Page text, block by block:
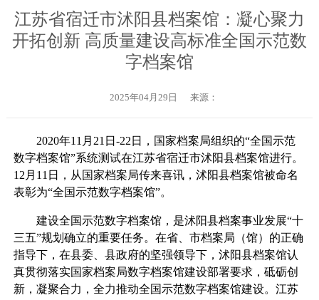
江苏省宿迁市沭阳县档案馆：凝心聚力
开拓创新 高质量建设高标准全国示范数
字档案馆
2025年04月29日 来源：
2020年11月21日-22日，国家档案局组织的“全国示范
数字档案馆”系统测试在江苏省宿迁市沭阳县档案馆进行。
12月11日，从国家档案局传来喜讯，沭阳县档案馆被命名
表彰为“全国示范数字档案馆”。
建设全国示范数字档案馆，是沭阳县档案事业发展“十
三五”规划确立的重要任务。在省、市档案局（馆）的正确
指导下，在县委、县政府的坚强领导下，沭阳县档案馆认
真贯彻落实国家档案局数字档案馆建设部署要求，砥砺创
新，凝聚合力，全力推动全国示范数字档案馆建设。江苏